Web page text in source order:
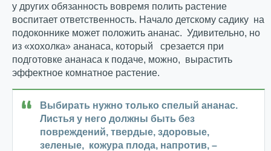
у других обязанность вовремя полить растение
воспитает ответственность. Начало детскому садику на
подоконнике может положить ананас. Удивительно, но
из «хохолка» ананаса, который срезается при
подготовке ананаса к подаче, можно, вырастить
эффектное комнатное растение.
Выбирать нужно только спелый ананас.
Листья у него должны быть без
повреждений, твердые, здоровые,
зеленые, кожура плода, напротив, –